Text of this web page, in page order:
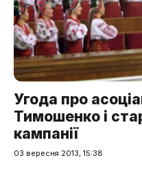
Угода про
Тимошенко і
кампанії
03 вересня 2013, 15:38